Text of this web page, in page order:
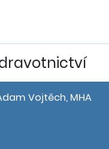
Vojtěch, MHA